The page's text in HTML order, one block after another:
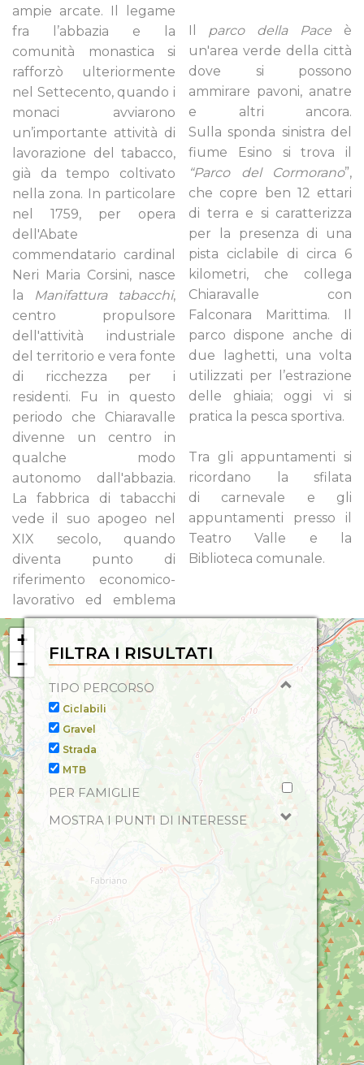
ampie arcate. Il legame
fra l’abbazia e la
comunità monastica si
rafforzò ulteriormente
nel Settecento, quando i
monaci avviarono
un’importante attività di
lavorazione del tabacco,
già da tempo coltivato
nella zona. In particolare
nel 1759, per opera
dell'Abate
commendatario cardinal
Neri Maria Corsini, nasce
la
Manifattura tabacchi,
centro propulsore
dell'attività industriale
del territorio e vera fonte
di ricchezza per i
residenti. Fu in questo
periodo che Chiaravalle
divenne un centro in
qualche modo
autonomo dall'abbazia.
La fabbrica di tabacchi
vede il suo apogeo nel
XIX secolo, quando
diventa punto di
riferimento economico-
lavorativo ed emblema
Il parco della Pace è
un'area verde della città
dove si possono
ammirare pavoni, anatre
e altri ancora.
Sulla sponda sinistra del
fiume Esino si trova il
“Parco del Cormorano”,
che copre ben 12 ettari
di terra e si caratterizza
per la presenza di una
pista ciclabile di circa 6
kilometri, che collega
Chiaravalle con
Falconara Marittima. Il
parco dispone anche di
due laghetti, una volta
utilizzati per l’estrazione
delle ghiaia; oggi vi si
pratica la pesca sportiva.
Tra gli appuntamenti si
ricordano la sfilata
di carnevale e gli
appuntamenti presso il
Teatro Valle e la
Biblioteca comunale.
+
−
FILTRA I RISULTATI
TIPO PERCORSO
Ciclabili
Gravel
Strada
MTB
PER FAMIGLIE
MOSTRA I PUNTI DI INTERESSE